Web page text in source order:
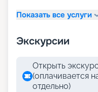
Показать все услуги
Экскурсии
Открыть
(оплачивается
отдельно)